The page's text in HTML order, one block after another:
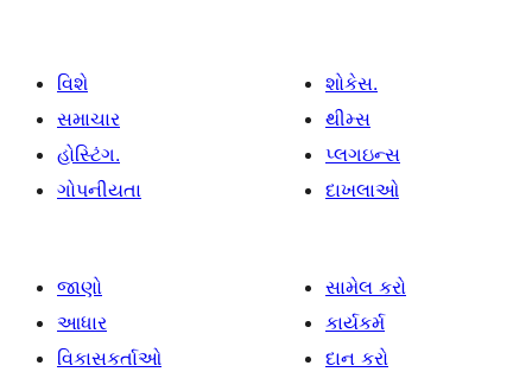
વિશે
સમાચાર
હોસ્ટિંગ.
ગોપનીયતા
શોકેસ.
થીમ્સ
પ્લગઇન્સ
દાખલાઓ
જાણો
આધાર
વિકાસકર્તાઓ
સામેલ કરો
કાર્યકર્મ
દાન કરો